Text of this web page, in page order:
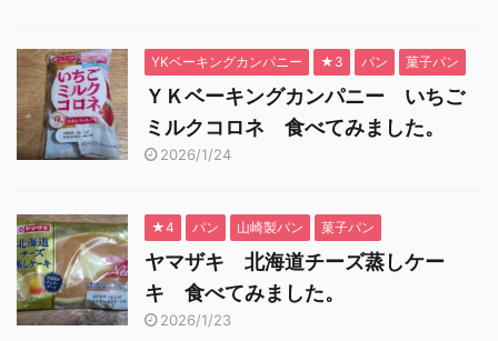
YKベーキングカンパニー ★3 パン 菓子パン
ＹＫベーキングカンパニー いちご
ミルクコロネ 食べてみました。
2026/1/24
★4 パン 山崎製パン 菓子パン
ヤマザキ 北海道チーズ蒸しケー
キ 食べてみました。
2026/1/23